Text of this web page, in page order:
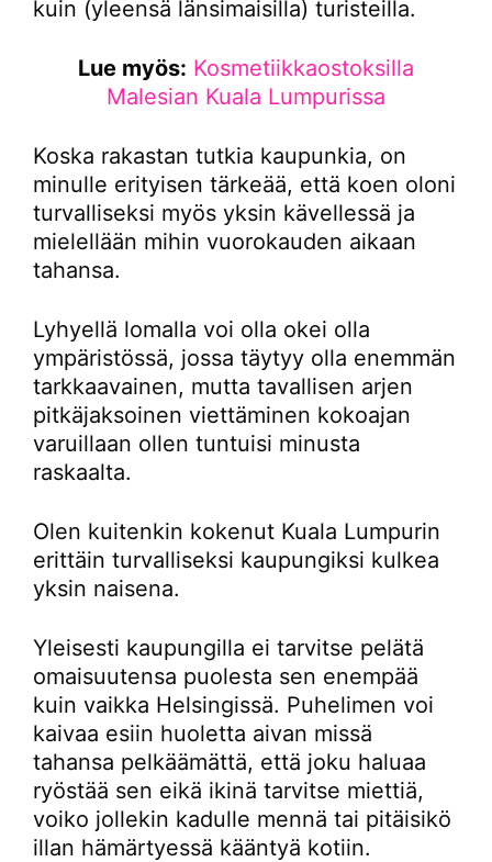
kuin (yleensä länsimaisilla) turisteilla.
Lue myös: Kosmetiikkaostoksilla
Malesian Kuala Lumpurissa
Koska rakastan tutkia kaupunkia, on
minulle erityisen tärkeää, että koen oloni
turvalliseksi myös yksin kävellessä ja
mielellään mihin vuorokauden aikaan
tahansa.
Lyhyellä lomalla voi olla okei olla
ympäristössä, jossa täytyy olla enemmän
tarkkaavainen, mutta tavallisen arjen
pitkäjaksoinen viettäminen kokoajan
varuillaan ollen tuntuisi minusta
raskaalta.
Olen kuitenkin kokenut Kuala Lumpurin
erittäin turvalliseksi kaupungiksi kulkea
yksin naisena.
Yleisesti kaupungilla ei tarvitse pelätä
omaisuutensa puolesta sen enempää
kuin vaikka Helsingissä. Puhelimen voi
kaivaa esiin huoletta aivan missä
tahansa pelkäämättä, että joku haluaa
ryöstää sen eikä ikinä tarvitse miettiä,
voiko jollekin kadulle mennä tai pitäisikö
illan hämärtyessä kääntyä kotiin.